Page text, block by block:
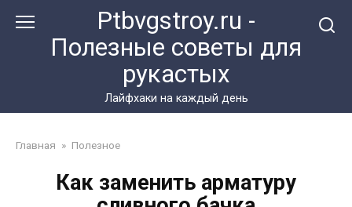
Ptbvgstroy.ru -
Полезные советы для
рукастых
Лайфхаки на каждый день
Главная » Полезное
Как заменить арматуру